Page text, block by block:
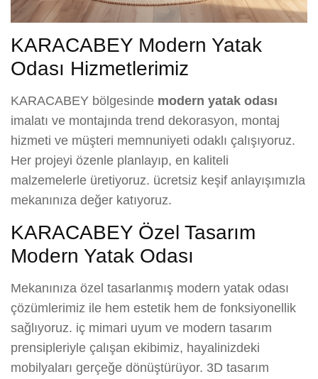
KARACABEY Modern Yatak
Odası Hizmetlerimiz
KARACABEY bölgesinde modern yatak odası
imalatı ve montajında trend dekorasyon, montaj
hizmeti ve müşteri memnuniyeti odaklı çalışıyoruz.
Her projeyi özenle planlayıp, en kaliteli
malzemelerle üretiyoruz. ücretsiz keşif anlayışımızla
mekanınıza değer katıyoruz.
KARACABEY Özel Tasarım
Modern Yatak Odası
Mekanınıza özel tasarlanmış modern yatak odası
çözümlerimiz ile hem estetik hem de fonksiyonellik
sağlıyoruz. iç mimari uyum ve modern tasarım
prensipleriyle çalışan ekibimiz, hayalinizdeki
mobilyaları gerçeğe dönüştürüyor. 3D tasarım